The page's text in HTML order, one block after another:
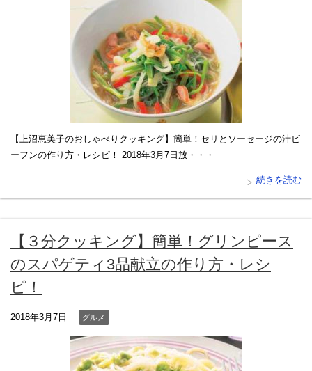
【上沼恵美子のおしゃべりクッキング】簡単！セリとソーセージの汁ビ
ーフンの作り方・レシピ！ 2018年3月7日放・・・
続きを読む
【３分クッキング】簡単！グリンピース
のスパゲティ3品献立の作り方・レシ
ピ！
2018年3月7日 グルメ